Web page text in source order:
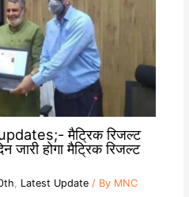
मैट्रिक रिजल्ट
होगा मैट्रिक रिजल्ट
, Latest Update/ By MNC